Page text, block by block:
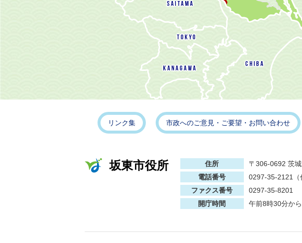
リンク集 市政へのご意見・ご要望・お問い合わせ
坂東市役所 住所
〒306-0692 茨
電話番号
0297-35-2121（
ファクス番号
0297-35-8201
開庁時間
午前8時30分か